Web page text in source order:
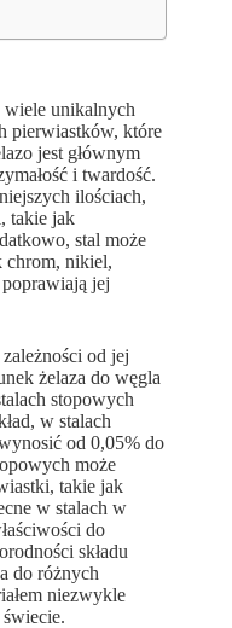
wiele unikalnych
pierwiastków, które
jest głównym
i twardość.
ilościach,
takie jak
stal może
chrom, nikiel,
jej
od jej
żelaza do węgla
stopowych
w stalach
od 0,05% do
może
takie jak
w stalach w
do
składu
do różnych
niezwykle